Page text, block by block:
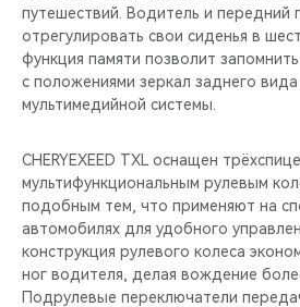
путешествий. Водитель и передний
отрегулировать свои сиденья в
функция памяти позволит
с положениями зеркал заднего
мультимедийной системы.
CHERYEXEED TXL оснащен
мультифункциональным рулевым
подобным тем, что применяют на
автомобилях для удобного
конструкция рулевого колеса
ног водителя, делая вождение
Подрулевые переключатели